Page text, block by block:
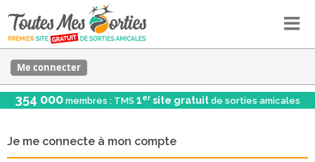
Me connecter
354 000 membres : TMS 1er site gratuit de sorties amicales
Je me connecte à mon compte